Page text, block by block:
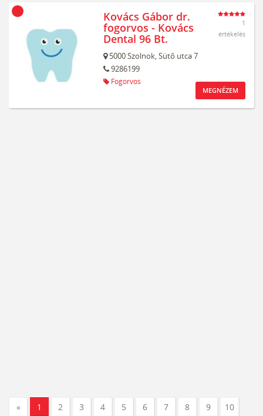
Kovács Gábor dr.
fogorvos - Kovács
Dental 96 Bt.
5000Szolnok,Sütő utca 7
9286199
Fogorvos
1
értékelés
MEGNÉZEM
« 1 2 3 4 5 6 7 8 9
10